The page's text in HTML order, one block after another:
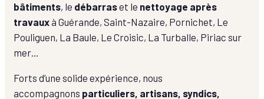
bâtiments, le débarraset le nettoyage après
travauxà Guérande, Saint-Nazaire, Pornichet, Le
Pouliguen, La Baule, Le Croisic, La Turballe, Piriac sur
mer…
Forts d’une solide expérience, nous
accompagnons particuliers, artisans, syndics,